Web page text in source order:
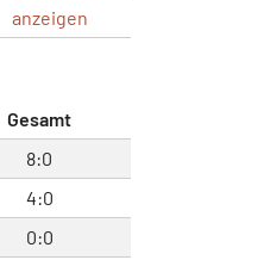
anzeigen
Gesamt
8:0
4:0
0:0